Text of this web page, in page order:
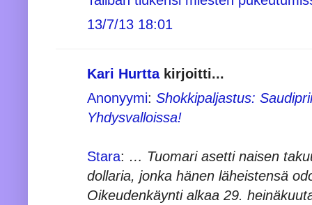
13/7/13 18:01
Kari Hurttakirjoitti...
Anonyymi: Shokkipaljastus:
Yhdysvalloissa!
Stara: … Tuomari asetti naisen
dollaria, jonka hänen läheistensä
Oikeudenkäynti alkaa 29.